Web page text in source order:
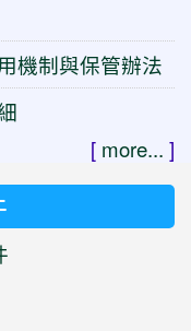
機制與保管辦法
[ more... ]